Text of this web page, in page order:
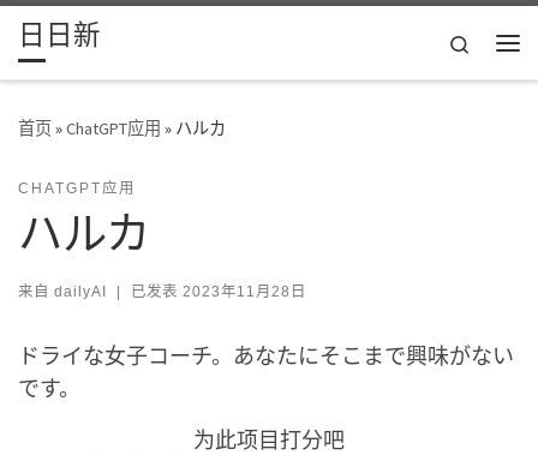
Skip to content
日日新
Search
首页»ChatGPT应用 » ハルカ
CHATGPT应用
ハルカ
来自 dailyAI | 已发表 2023年11月28日
ドライな女子コーチ。あなたにそこまで興味がない
です。
为此项目打分吧